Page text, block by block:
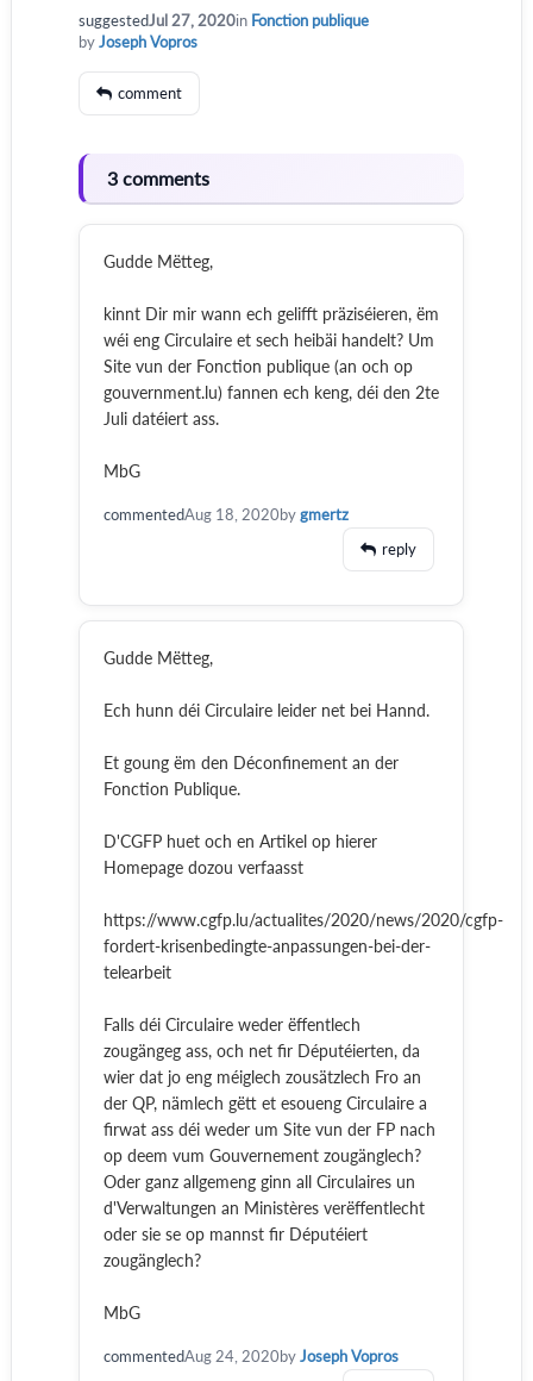
suggestedJul 27, 2020in Fonction publique
byJoseph Vopros
comment
3 comments
Gudde Mëtteg,
kinnt Dir mir wann ech gelifft präziséieren, ëm
wéi eng Circulaire et sech heibäi handelt? Um
Site vun der Fonction publique (an och op
gouvernment.lu) fannen ech keng, déi den 2te
Juli datéiert ass.
MbG
commentedAug 18, 2020bygmertz
reply
Gudde Mëtteg,
Ech hunn déi Circulaire leider net bei Hannd.
Et goung ëm den Déconfinement an der
Fonction Publique.
D'CGFP huet och en Artikel op hierer
Homepage dozou verfaasst
https://www.cgfp.lu/actualites/2020/news/2020/cgfp-
fordert-krisenbedingte-anpassungen-bei-der-
telearbeit
Falls déi Circulaire weder ëffentlech
zougängeg ass, och net fir Députéierten, da
wier dat jo eng méiglech zousätzlech Fro an
der QP, nämlech gëtt et esoueng Circulaire a
firwat ass déi weder um Site vun der FP nach
op deem vum Gouvernement zougänglech?
Oder ganz allgemeng ginn all Circulaires un
d'Verwaltungen an Ministères verëffentlecht
oder sie se op mannst fir Députéiert
zougänglech?
MbG
commentedAug 24, 2020byJoseph Vopros